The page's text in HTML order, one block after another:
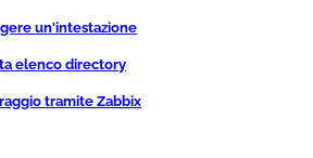
un'intestazione
elenco directory
tramite Zabbix